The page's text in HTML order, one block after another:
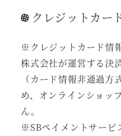
クレジットカー
※クレジットカード情
株式会社が運営する決
（カード情報非通過
め、オンラインショッ
ん。
※SBペイメントサービ